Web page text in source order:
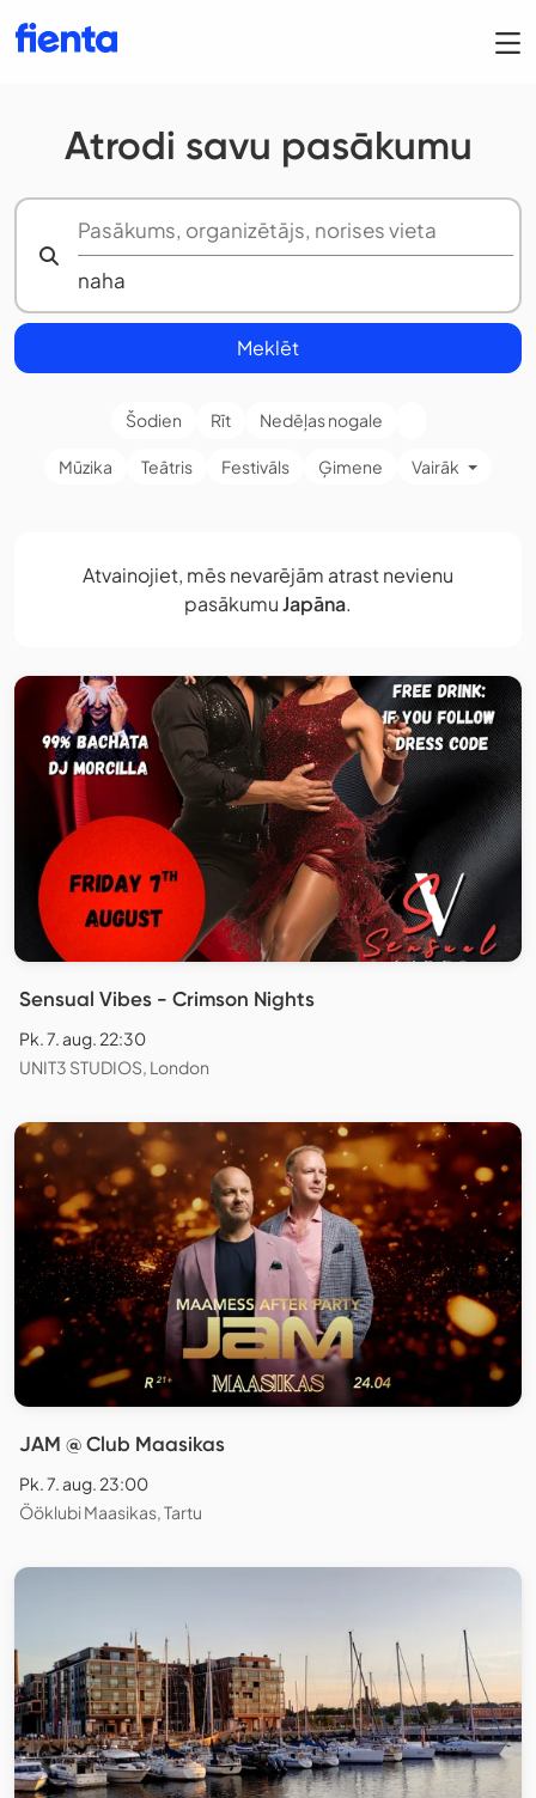
Atrodi savu pasākumu
Meklēt
Šodien Rīt Nedēļas nogale
Mūzika Teātris Festivāls Ģimene Vairāk
Atvainojiet, mēs nevarējām atrast nevienu
pasākumuJapāna.
Sensual Vibes - Crimson Nights
Pk. 7. aug. 22:30
UNIT3 STUDIOS, London
JAM @ Club Maasikas
Pk. 7. aug. 23:00
Ööklubi Maasikas, Tartu